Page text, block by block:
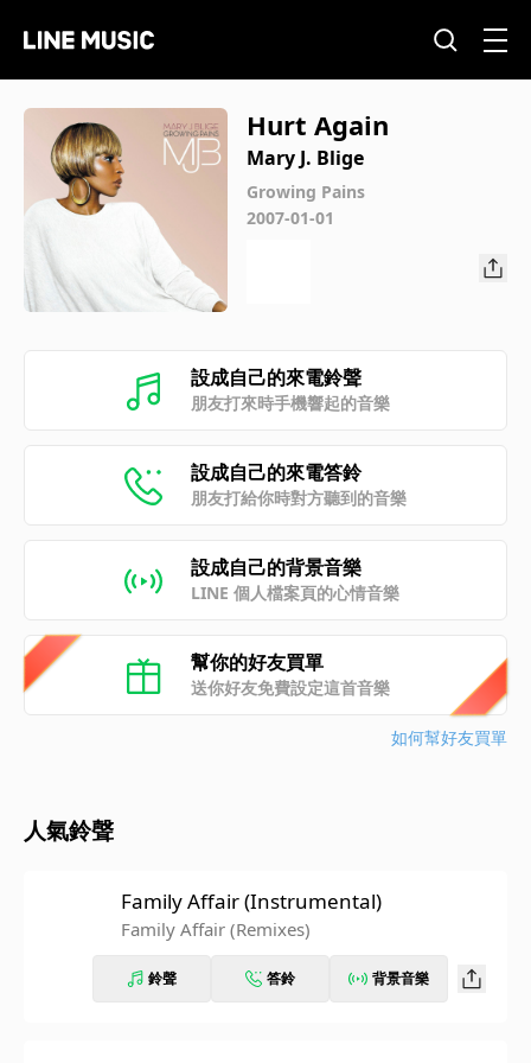
Hurt Again
Mary J. Blige
Growing Pains
2007-01-01
設成自己的來電鈴聲
朋友打來時手機響起的音樂
設成自己的來電答鈴
朋友打給你時對方聽到的音樂
設成自己的背景音樂
LINE 個人檔案頁的心情音樂
幫你的好友買單
送你好友免費設定這首音樂
如何幫好友買單
人氣鈴聲
Family Affair (Instrumental)
Family Affair (Remixes)
鈴聲 答鈴 背景音樂